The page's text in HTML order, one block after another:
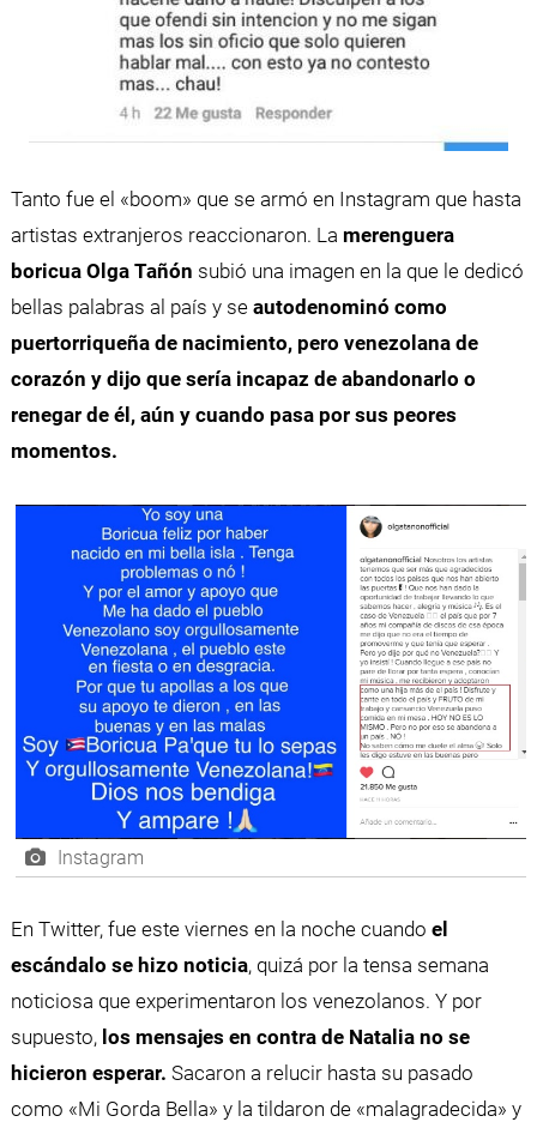
Tanto fue el «boom» que se armó en Instagram que hasta
artistas extranjeros reaccionaron. La merenguera
boricua Olga Tañón subió una imagen en la que le dedicó
bellas palabras al país y se autodenominó como
puertorriqueña de nacimiento, pero venezolana de
corazón y dijo que sería incapaz de abandonarlo o
renegar de él, aún y cuando pasa por sus peores
momentos.
Instagram
En Twitter, fue este viernes en la noche cuando el
escándalo se hizo noticia, quizá por la tensa semana
noticiosa que experimentaron los venezolanos. Y por
supuesto,los mensajes en contra de Natalia no se
hicieron esperar. Sacaron a relucir hasta su pasado
como «Mi Gorda Bella» y la tildaron de «malagradecida» y